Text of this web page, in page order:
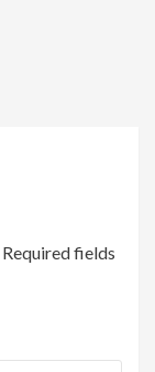
Required fields